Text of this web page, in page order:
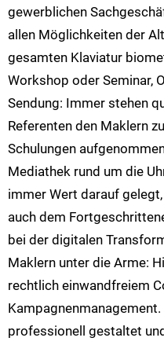
gewerblichen
allen Möglichkeiten der
gesamten Klaviatur
Workshop oder Seminar,
Sendung: Immer stehen
Referenten den Maklern
Schulungen
Mediathek rund um die
immer Wert darauf
auch dem
bei der digitalen
Maklern unter die Arme:
rechtlich einwandfreiem
Kampagnenmanagement.
professionell gestaltet